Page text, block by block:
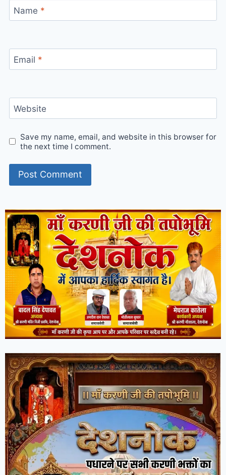
Name *
Email *
Website
Save my name, email, and website in this browser for
the next time I comment.